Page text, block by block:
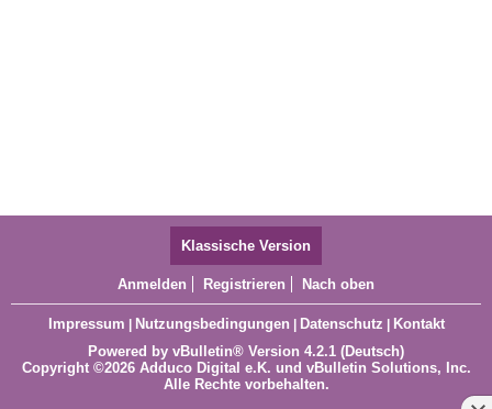
Klassische Version
Anmelden Registrieren Nach oben
Impressum | Nutzungsbedingungen | Datenschutz | Kontakt
Powered by vBulletin® Version 4.2.1 (Deutsch)
Copyright ©2026 Adduco Digital e.K. und vBulletin Solutions, Inc.
Alle Rechte vorbehalten.